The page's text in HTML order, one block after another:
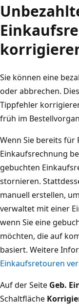
Sie können eine
oder abbrechen.
Tippfehler
früh im
Wenn Sie bereits
Einkaufsrechnung
gebuchten
stornieren.
manuell erstellen,
verwaltet mit einer
wenn Sie eine
möchten, die auf
basiert. Weitere
Einkaufsretouren
Auf der Seite Geb.
Schaltfläche